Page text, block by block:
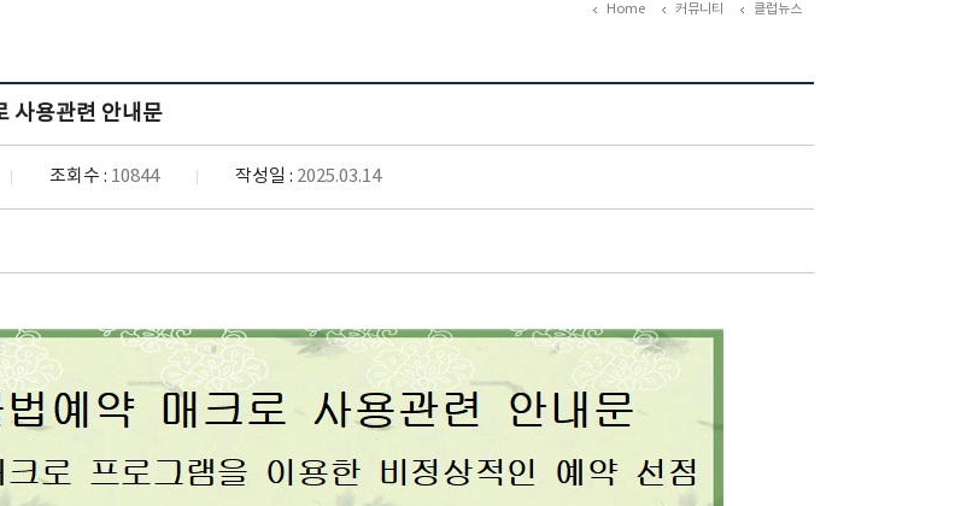
Home 커뮤니티 클럽뉴스
사용관련 안내문
조회수 : 10844 작성일 : 2025.03.14